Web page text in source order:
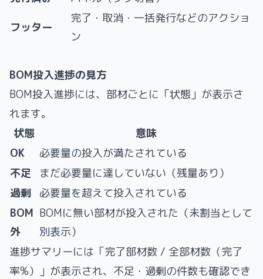
フッター
完了・取消・一括発行などのアクショ
ン
BOM投入進捗の見方
BOM投入進捗には、部材ごとに「状態」が表示さ
れます。
状態
意味
OK
必要量の投入が満たされている
不足
まだ必要量に達していない（残量あり）
過剰 必要量を超えて投入されている
BOM
外
BOMに無い部材が投入された（未割当として
別表示）
進捗サマリーには「完了部材数 / 全部材数（完了
率%）」が表示され、不足・過剰の件数も確認でき